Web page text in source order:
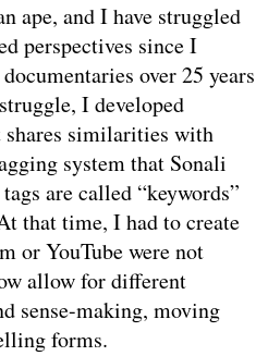
ape, and I have struggled
perspectives since I
over 25 years
I developed
shares similarities with
system that Sonali
are called “keywords”
that time, I had to create
or YouTube were not
allow for different
sense-making, moving
forms.